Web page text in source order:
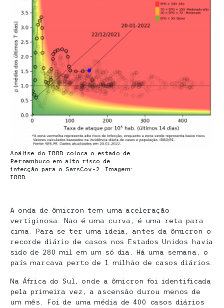
Análise do IRRD coloca o estado de
Pernambuco em alto risco de
infecção para o SarsCov-2. Imagem:
IRRD
A onda de ômicron tem uma aceleração
vertiginosa. Não é uma curva, é uma reta para
cima. Para se ter uma ideia, antes da ômicron o
recorde diário de casos nos Estados Unidos havia
sido de 280 mil em um só dia. Há uma semana, o
país marcava perto de 1 milhão de casos diários.
Na África do Sul, onde a ômicron foi identificada
pela primeira vez, a ascensão durou menos de
um mês. Foi de uma média de 400 casos diários